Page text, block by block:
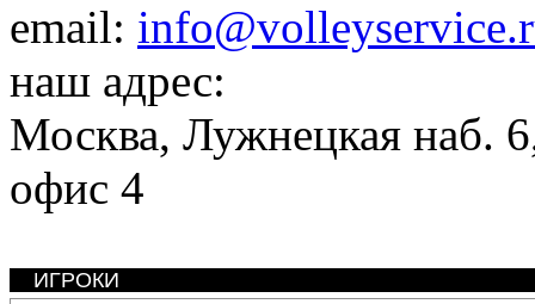
email:
наш адрес:
Москва, Лужнецкая наб.
офис 4
ИГРОКИ